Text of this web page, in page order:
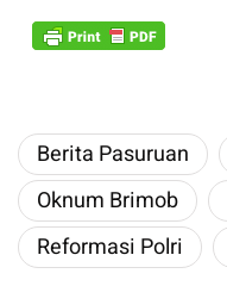
Berita Pasuruan
Oknum Brimob
Reformasi Polri